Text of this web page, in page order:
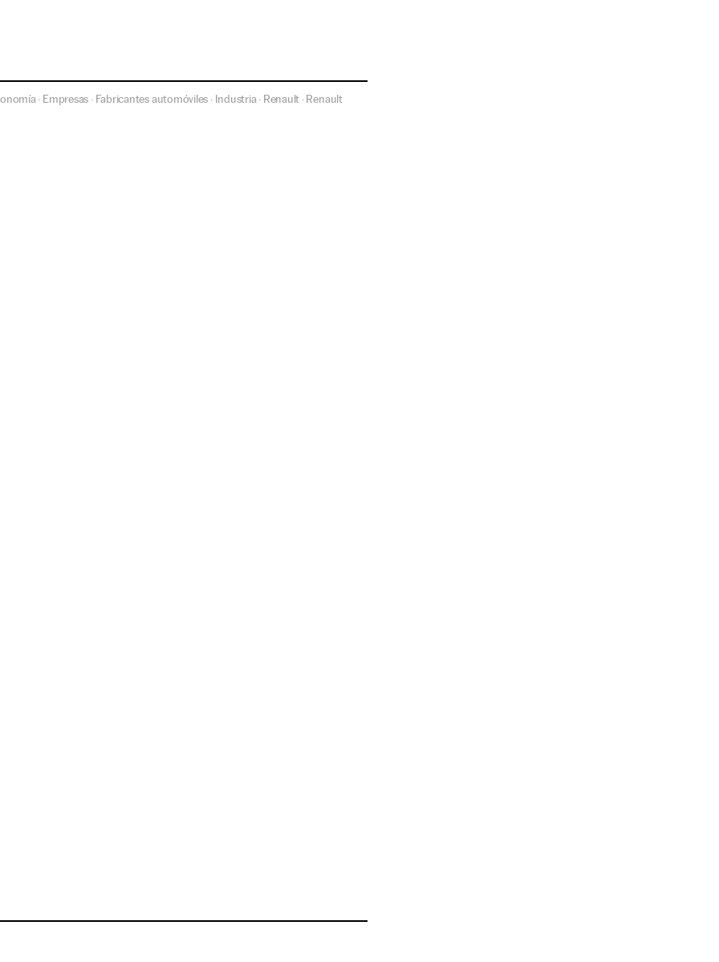
· Empresas · Fabricantes automóviles · Industria· Renault ·Renault